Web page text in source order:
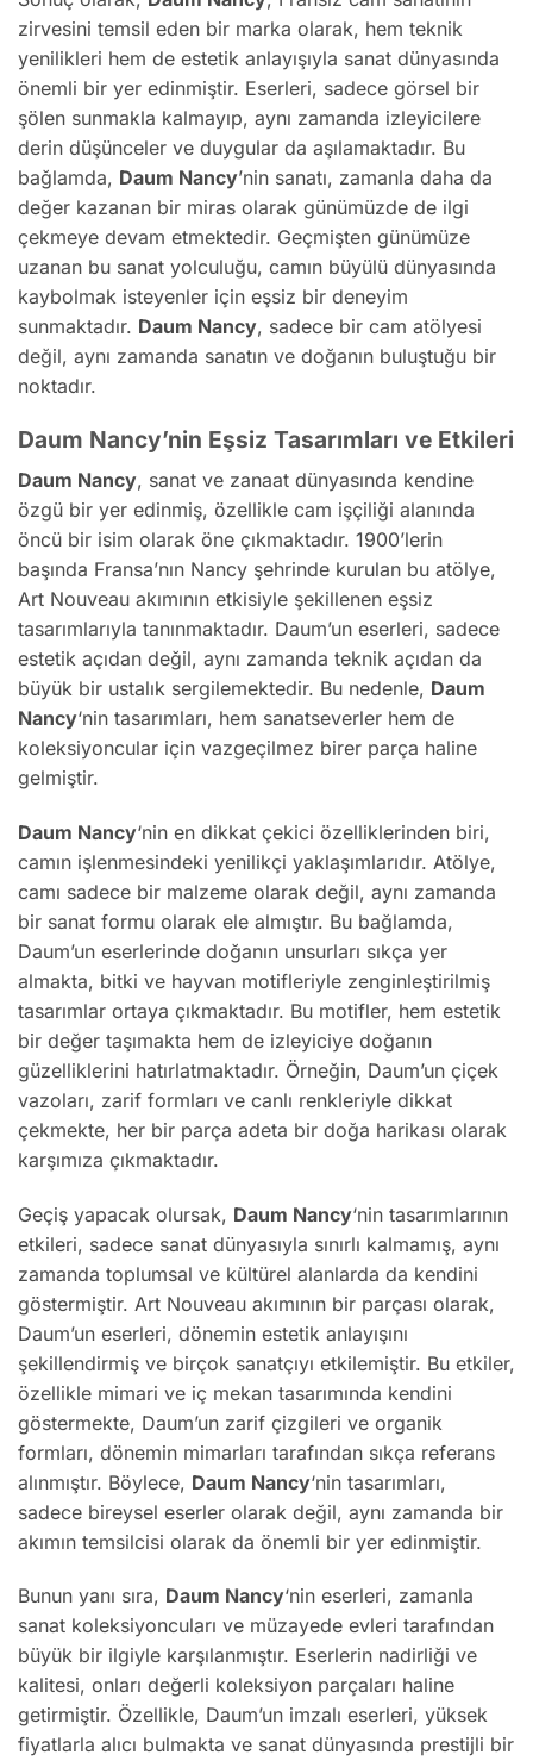
zirvesini temsil eden bir marka olarak, hem teknik
yenilikleri hem de estetik anlayışıyla sanat dünyasında
önemli bir yer edinmiştir. Eserleri, sadece görsel bir
şölen sunmakla kalmayıp, aynı zamanda izleyicilere
derin düşünceler ve duygular da aşılamaktadır. Bu
bağlamda, Daum Nancy’nin sanatı, zamanla daha da
değer kazanan bir miras olarak günümüzde de ilgi
çekmeye devam etmektedir. Geçmişten günümüze
uzanan bu sanat yolculuğu, camın büyülü dünyasında
kaybolmak isteyenler için eşsiz bir deneyim
sunmaktadır. Daum Nancy, sadece bir cam atölyesi
değil, aynı zamanda sanatın ve doğanın buluştuğu bir
noktadır.
Daum Nancy’nin Eşsiz Tasarımları ve Etkileri
Daum Nancy, sanat ve zanaat dünyasında kendine
özgü bir yer edinmiş, özellikle cam işçiliği alanında
öncü bir isim olarak öne çıkmaktadır. 1900’lerin
başında Fransa’nın Nancy şehrinde kurulan bu atölye,
Art Nouveau akımının etkisiyle şekillenen eşsiz
tasarımlarıyla tanınmaktadır. Daum’un eserleri, sadece
estetik açıdan değil, aynı zamanda teknik açıdan da
büyük bir ustalık sergilemektedir. Bu nedenle, Daum
Nancy‘nin tasarımları, hem sanatseverler hem de
koleksiyoncular için vazgeçilmez birer parça haline
gelmiştir.
Daum Nancy‘nin en dikkat çekici özelliklerinden biri,
camın işlenmesindeki yenilikçi yaklaşımlarıdır. Atölye,
camı sadece bir malzeme olarak değil, aynı zamanda
bir sanat formu olarak ele almıştır. Bu bağlamda,
Daum’un eserlerinde doğanın unsurları sıkça yer
almakta, bitki ve hayvan motifleriyle zenginleştirilmiş
tasarımlar ortaya çıkmaktadır. Bu motifler, hem estetik
bir değer taşımakta hem de izleyiciye doğanın
güzelliklerini hatırlatmaktadır. Örneğin, Daum’un çiçek
vazoları, zarif formları ve canlı renkleriyle dikkat
çekmekte, her bir parça adeta bir doğa harikası olarak
karşımıza çıkmaktadır.
Geçiş yapacak olursak, Daum Nancy‘nin tasarımlarının
etkileri, sadece sanat dünyasıyla sınırlı kalmamış, aynı
zamanda toplumsal ve kültürel alanlarda da kendini
göstermiştir. Art Nouveau akımının bir parçası olarak,
Daum’un eserleri, dönemin estetik anlayışını
şekillendirmiş ve birçok sanatçıyı etkilemiştir. Bu etkiler,
özellikle mimari ve iç mekan tasarımında kendini
göstermekte, Daum’un zarif çizgileri ve organik
formları, dönemin mimarları tarafından sıkça referans
alınmıştır. Böylece, Daum Nancy‘nin tasarımları,
sadece bireysel eserler olarak değil, aynı zamanda bir
akımın temsilcisi olarak da önemli bir yer edinmiştir.
Bunun yanı sıra, Daum Nancy‘nin eserleri, zamanla
sanat koleksiyoncuları ve müzayede evleri tarafından
büyük bir ilgiyle karşılanmıştır. Eserlerin nadirliği ve
kalitesi, onları değerli koleksiyon parçaları haline
getirmiştir. Özellikle, Daum’un imzalı eserleri, yüksek
fiyatlarla alıcı bulmakta ve sanat dünyasında prestijli bir